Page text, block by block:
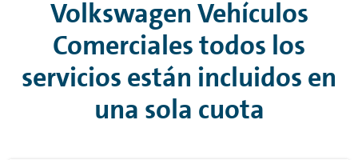
Volkswagen Vehículos
Comerciales todos los
servicios están incluidos en
una sola cuota